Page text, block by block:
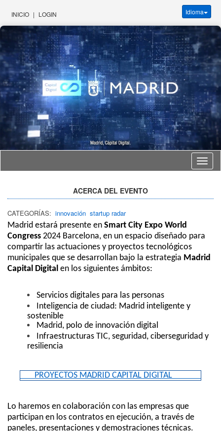
INICIO | LOGIN Idioma
Idioma
ACERCA DEL EVENTO
CATEGORÍAS: innovación startup radar
Madrid estará presente en Smart City Expo World
Congress 2024 Barcelona, en un espacio diseñado para
compartir las actuaciones y proyectos tecnológicos
municipales que se desarrollan bajo la estrategia Madrid
Capital Digital en los siguientes ámbitos:
Servicios digitales para las personas
Inteligencia de ciudad: Madrid inteligente y
sostenible
Madrid, polo de innovación digital
Infraestructuras TIC, seguridad, ciberseguridad y
resiliencia
PROYECTOS MADRID CAPITAL DIGITAL
Lo haremos en colaboración con las empresas que
participan en los contratos en ejecución, a través de
paneles, presentaciones y demostraciones técnicas.